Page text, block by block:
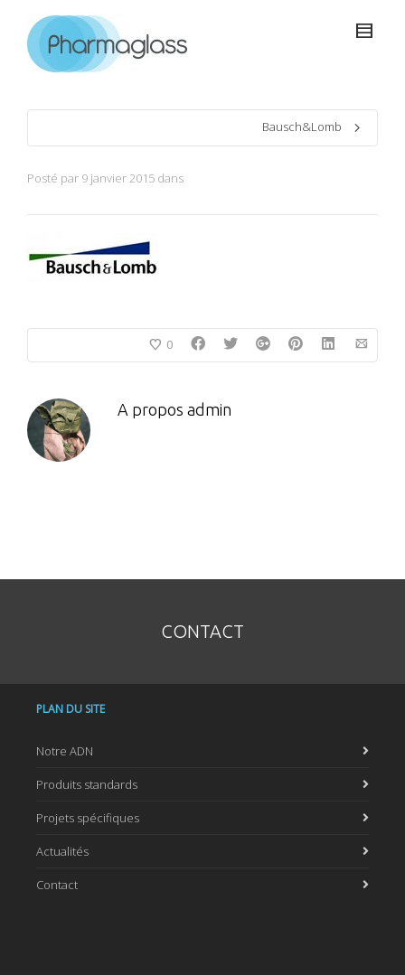
Bausch&Lomb
Posté par 9 janvier 2015 dans
0
A propos admin
CONTACT
PLAN DU SITE
Notre ADN
Produits standards
Projets spécifiques
Actualités
Contact